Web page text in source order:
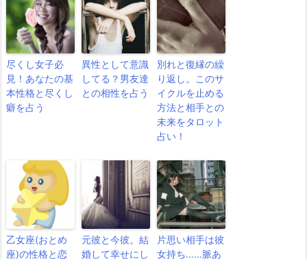
尽くし女子必
見！あなたの基
本性格と尽くし
癖を占う
異性として意識
してる？男友達
との相性を占う
別れと復縁の繰
り返し。このサ
イクルを止める
方法と相手との
未来をタロット
占い！
乙女座(おとめ
座)の性格と恋
元彼と今彼。結
婚して幸せにし
片思い相手は彼
女持ち……脈あ